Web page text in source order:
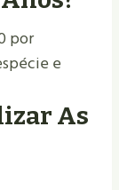
por
e
As